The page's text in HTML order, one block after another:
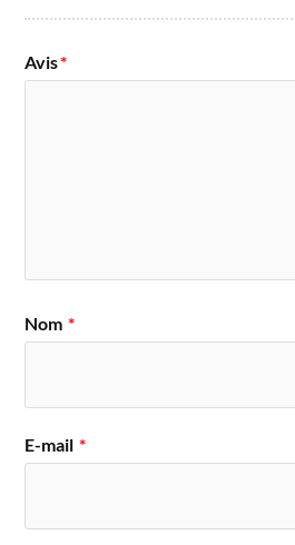
Avis*
Nom *
E-mail *